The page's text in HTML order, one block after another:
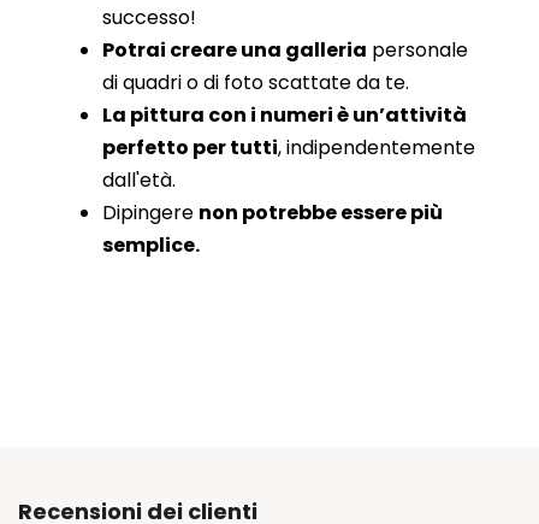
successo!
Potrai creare una galleria personale
di quadri o di foto scattate da te.
La pittura con i numeri è un’attività
perfetto per tutti, indipendentemente
dall'età.
Dipingere non potrebbe essere più
semplice.
Recensioni dei clienti